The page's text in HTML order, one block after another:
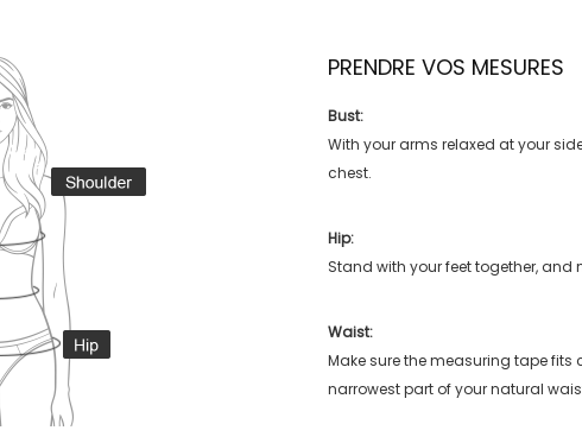
PRENDRE VOS MESURES
Bust:
With your arms relaxed at your
chest.
Hip:
Stand with your feet together, and
Waist:
Make sure the measuring tape
narrowest part of your natural